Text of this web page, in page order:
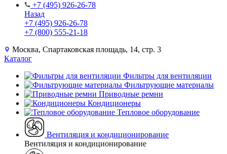
+7 (495) 926-26-78
Назад
+7 (495) 926-26-78
+7 (800) 555-21-18
Москва, Спартаковская площадь, 14, стр. 3
Каталог
Фильтры для вентиляции
Фильтрующие материалы
Приводные ремни
Кондиционеры
Тепловое оборудование
Вентиляция и кондиционирование
Вентиляция и кондиционирование